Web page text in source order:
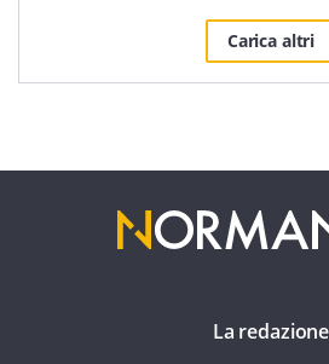
Carica altri
La redazione